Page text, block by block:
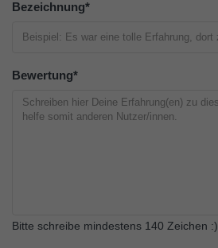
Bezeichnung*
Bewertung*
Bitte schreibe mindestens 140 Zeichen :)